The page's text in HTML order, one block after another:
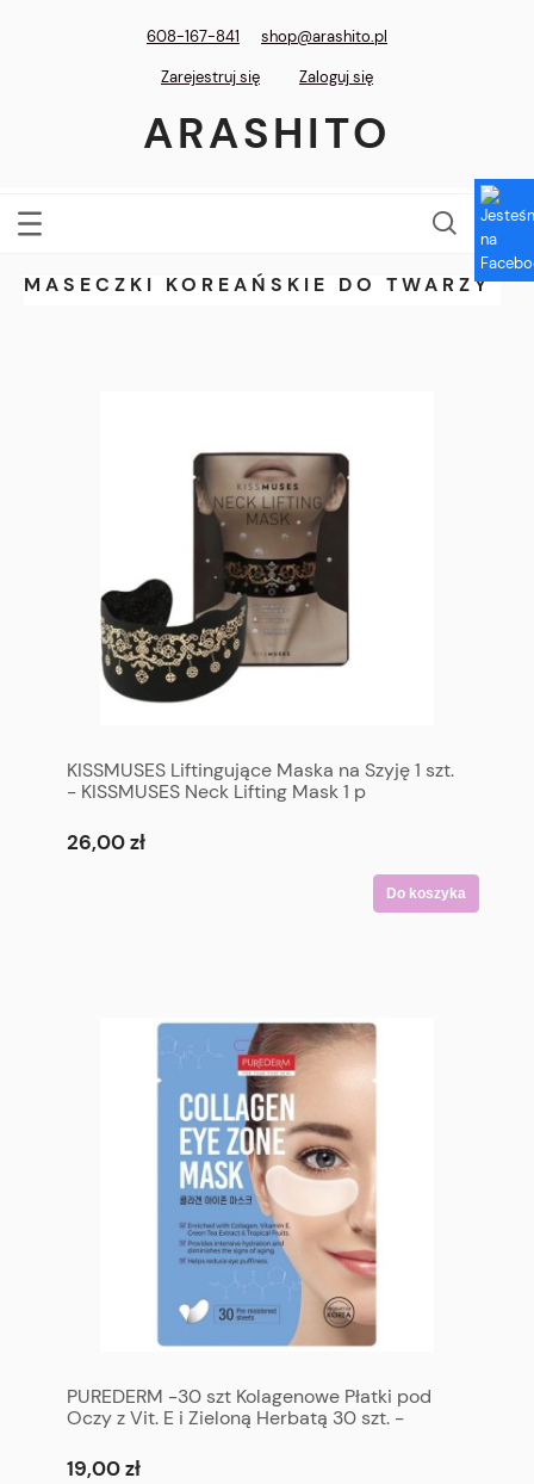
608-167-841
shop@arashito.pl
Zarejestruj się
Zaloguj się
ARASHITO
MASECZKI KOREAŃSKIE DO TWARZY
KISSMUSES Liftingujące Maska na Szyję 1 szt.
- KISSMUSES Neck Lifting Mask 1 p
26,00 zł
Do koszyka
PUREDERM -30 szt Kolagenowe Płatki pod
Oczy z Vit. E i Zieloną Herbatą 30 szt. -
19,00 zł